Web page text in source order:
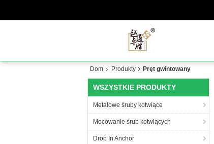
Dom Produkty Pręt gwintowany
WSZYSTKIE PRODUKTY
Metalowe śruby kotwiące
Mocowanie śrub kotwiących
Drop In Anchor